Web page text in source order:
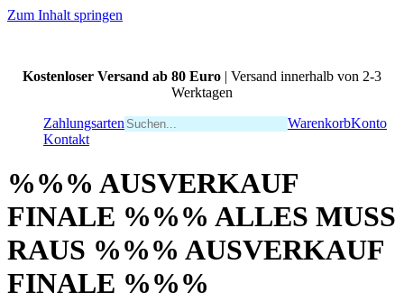
Zum Inhalt springen
Kostenloser Versand ab 80 Euro | Versand innerhalb von 2-3
Werktagen
Zahlungsarten
WarenkorbKonto
Kontakt
%%% AUSVERKAUF
FINALE %%% ALLES MUSS
RAUS %%% AUSVERKAUF
FINALE %%%